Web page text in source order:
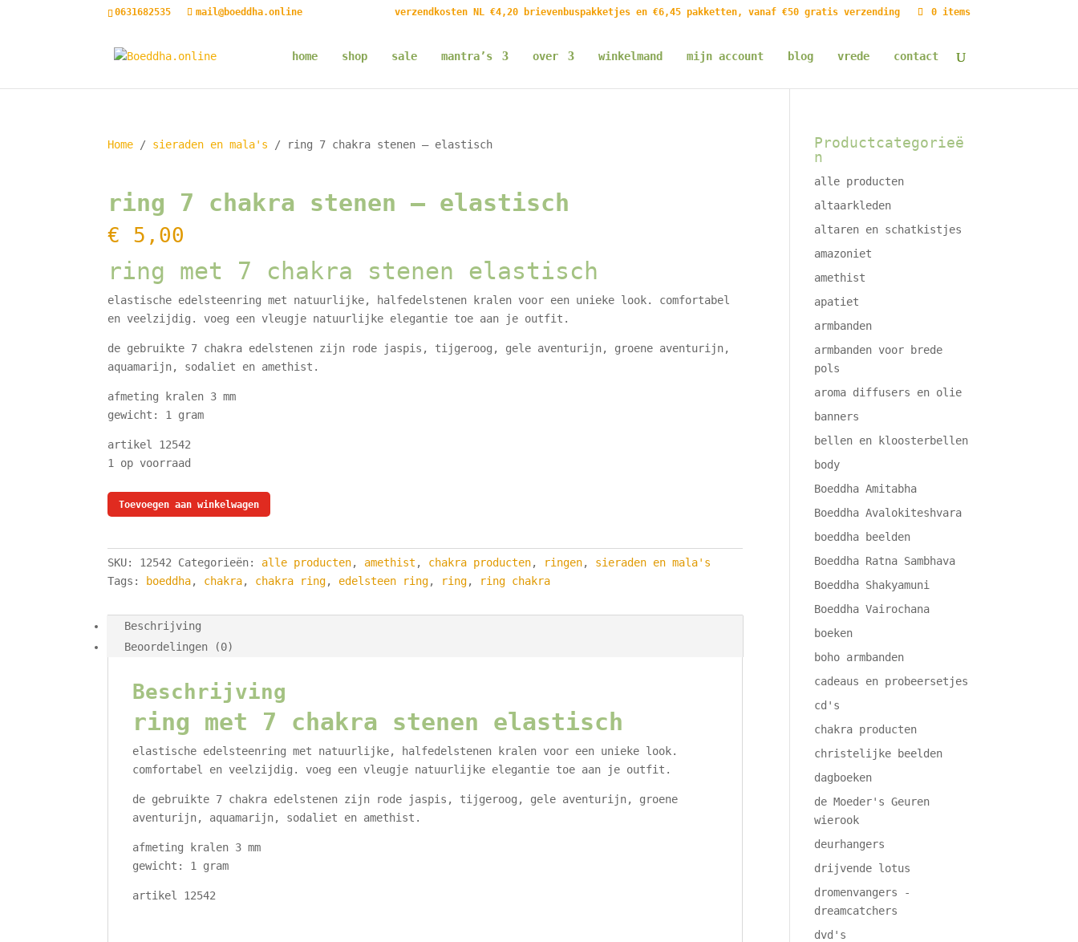
0631682535 mail@boeddha.online verzendkosten NL €4,20 brievenbuspakketjes en €6,45 pakketten, vanaf €50 gratis verzending 0 items
home shop sale mantra’s over winkelmand mijn account blog vrede contact
Home / sieraden en mala's / ring 7 chakra stenen – elastisch
ring 7 chakra stenen – elastisch
€ 5,00
ring met 7 chakra stenen elastisch
elastische edelsteenring met natuurlijke, halfedelstenen kralen voor een unieke look. comfortabel
en veelzijdig. voeg een vleugje natuurlijke elegantie toe aan je outfit.
de gebruikte 7 chakra edelstenen zijn rode jaspis, tijgeroog, gele aventurijn, groene aventurijn,
aquamarijn, sodaliet en amethist.
afmeting kralen 3 mm
gewicht: 1 gram
artikel 12542
1 op voorraad
ring
7
Toevoegen aan winkelwagen
SKU: 12542 Categorieën: alle producten, amethist , chakra producten, ringen, sieraden en mala's
Tags: boeddha, chakra, chakra ring, edelsteen ring, ring, ring chakra
Beschrijving
Beoordelingen (0)
Beschrijving
ring met 7 chakra stenen elastisch
elastische edelsteenring met natuurlijke, halfedelstenen kralen voor een unieke look.
comfortabel en veelzijdig. voeg een vleugje natuurlijke elegantie toe aan je outfit.
de gebruikte 7 chakra edelstenen zijn rode jaspis, tijgeroog, gele aventurijn, groene
aventurijn, aquamarijn, sodaliet en amethist.
afmeting kralen 3 mm
gewicht: 1 gram
artikel 12542
Productcategorieë
n
alle producten
altaarkleden
altaren en schatkistjes
amazoniet
amethist
apatiet
armbanden
armbanden voor brede
pols
aroma diffusers en olie
banners
bellen en kloosterbellen
body
Boeddha Amitabha
Boeddha Avalokiteshvara
boeddha beelden
Boeddha Ratna Sambhava
Boeddha Shakyamuni
Boeddha Vairochana
boeken
boho armbanden
cadeaus en probeersetjes
cd's
chakra producten
christelijke beelden
dagboeken
de Moeder's Geuren
wierook
deurhangers
drijvende lotus
dromenvangers -
dreamcatchers
dvd's